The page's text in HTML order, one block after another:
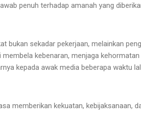
penuh terhadap amanah yang
bukan sekadar pekerjaan, melainkan
kebenaran, menjaga
kepada awak media beberapa waktu
memberikan kekuatan, kebijaksanaan,